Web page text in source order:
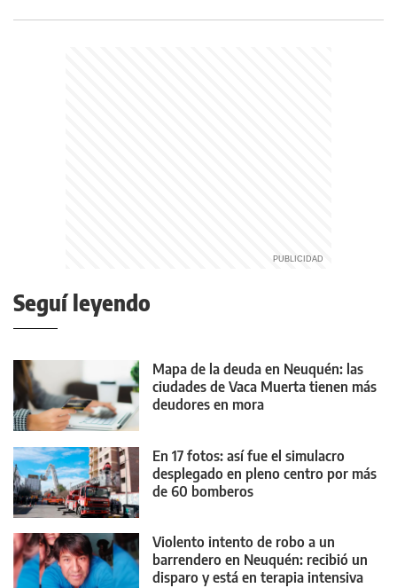
Seguí leyendo
Mapa de la deuda en Neuquén: las
ciudades de Vaca Muerta tienen más
deudores en mora
En 17 fotos: así fue el simulacro
desplegado en pleno centro por más
de 60 bomberos
Violento intento de robo a un
barrendero en Neuquén: recibió un
disparo y está en terapia intensiva